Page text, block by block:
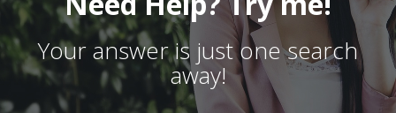
Your answer is just one search
away!